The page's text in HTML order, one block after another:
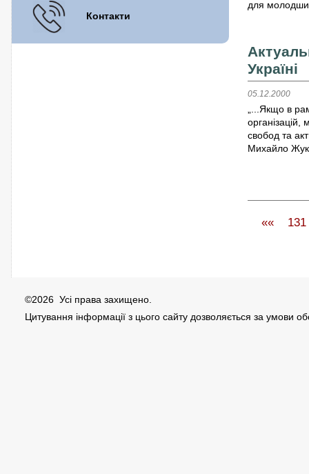
для
Україні
05.12.2000
„...Якщо в
організацій,
свобод та
Михайло
«« 131
Контакти
©2026 Усі права захищено.
Цитування інформації з цього сайту дозволяється за умови